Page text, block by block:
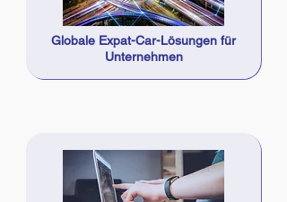
Globale Expat-Car-Lösungen für
Unternehmen